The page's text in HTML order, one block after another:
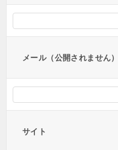
メール（公開されません）
サイト